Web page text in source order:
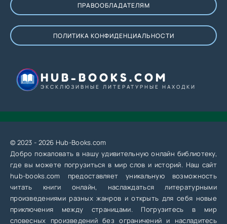
ПРАВООБЛАДАТЕЛЯМ
ПОЛИТИКА КОНФИДЕНЦИАЛЬНОСТИ
HUB-BOOKS.COM
ЭКСКЛЮЗИВНЫЕ ЛИТЕРАТУРНЫЕ НАХОДКИ
© 2023 - 2026 Hub-Books.com
Добро пожаловать в нашу удивительную онлайн библиотеку,
где вы можете погрузиться в мир слов и историй. Наш сайт
hub-books.com предоставляет уникальную возможность
читать книги онлайн, наслаждаться литературными
произведениями разных жанров и открыть для себя новые
приключения между страницами. Погрузитесь в мир
словесных произведений без ограничений и насладитесь